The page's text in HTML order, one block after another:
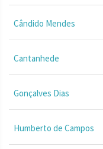
Cândido Mendes
Cantanhede
Gonçalves Dias
Humberto de Campos